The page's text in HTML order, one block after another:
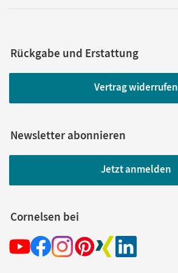
Rückgabe und Erstattung
Vertrag widerrufen
Newsletter abonnieren
Jetzt anmelden
Cornelsen bei